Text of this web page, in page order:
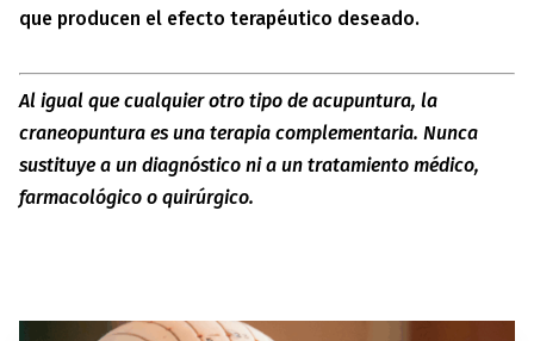
que producen el efecto terapéutico deseado.
Al igual que cualquier otro tipo de acupuntura, la
craneopuntura es una terapia complementaria. Nunca
sustituye a un diagnóstico ni a un tratamiento médico,
farmacológico o quirúrgico.